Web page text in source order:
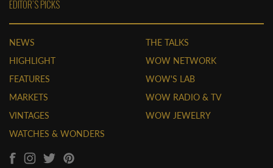
EDITOR'S PICKS
NEWS
HIGHLIGHT
FEATURES
MARKETS
VINTAGES
WATCHES & WONDERS
THE TALKS
WOW NETWORK
WOW'S LAB
WOW RADIO & TV
WOW JEWELRY